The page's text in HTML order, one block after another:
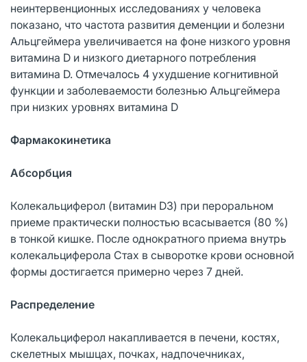
неинтервенционных исследованиях у человека
показано, что частота развития деменции и болезни
Альцгеймера увеличивается на фоне низкого уровня
витамина D и низкого диетарного потребления
витамина D. Отмечалось 4 ухудшение когнитивной
функции и заболеваемости болезнью Альцгеймера
при низких уровнях витамина D
Фармакокинетика
Абсорбция
Колекальциферол (витамин D3) при пероральном
приеме практически полностью всасывается (80 %)
в тонкой кишке. После однократного приема внутрь
колекальциферола Стах в сыворотке крови основной
формы достигается примерно через 7 дней.
Распределение
Колекальциферол накапливается в печени, костях,
скелетных мышцах, почках, надпочечниках,